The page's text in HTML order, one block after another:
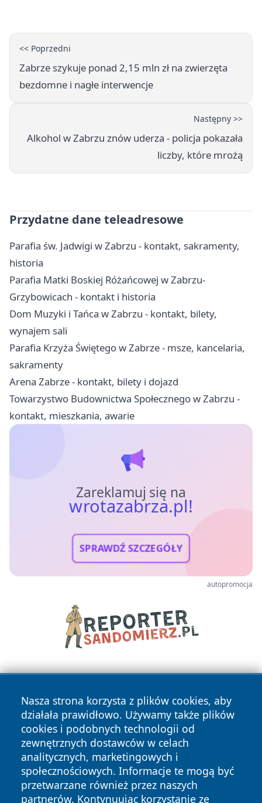
<< Poprzedni
Zabrze szykuje ponad 2,15 mln zł na zwierzęta
bezdomne i nagłe interwencje
Następny >>
Alkohol w Zabrzu znów uderza - policja pokazała
liczby, które mrożą
Przydatne dane teleadresowe
Parafia św. Jadwigi w Zabrzu - kontakt, sakramenty,
historia
Parafia Matki Boskiej Różańcowej w Zabrzu-
Grzybowicach - kontakt i historia
Dom Muzyki i Tańca w Zabrzu - kontakt, bilety,
wynajem sali
Parafia Krzyża Świętego w Zabrze - msze, kancelaria,
sakramenty
Arena Zabrze - kontakt, bilety i dojazd
Towarzystwo Budownictwa Społecznego w Zabrzu -
kontakt, mieszkania, awarie
Zareklamuj się na
wrotazabrza.pl!
SPRAWDŹ SZCZEGÓŁY
autopromocja
Nasza strona korzysta z plików cookies, aby
działała prawidłowo. Używamy także plików
cookies i podobnych technologii od
zewnętrznych dostawców w celach
analitycznych, marketingowych i
społecznościowych. Informacje te mogą być
przetwarzane również przez naszych
partnerów. Kontynuując korzystanie ze
Copyright © 2026 wrotazabrza.pl Wszystkie prawa
zastrzeżone.
Polityka Polityka